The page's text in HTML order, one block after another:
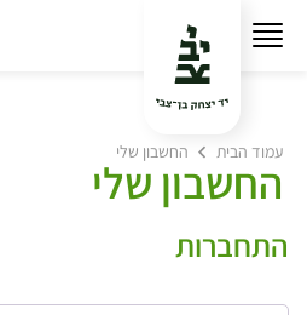
עמוד הבית החשבון שלי
החשבון שלי
התחברות